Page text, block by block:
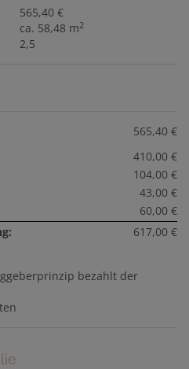
565,40 €
ca. 58,48 m2
2,5
565,40 €
410,00 €
104,00 €
43,00 €
60,00 €
617,00 €
bezahlt der